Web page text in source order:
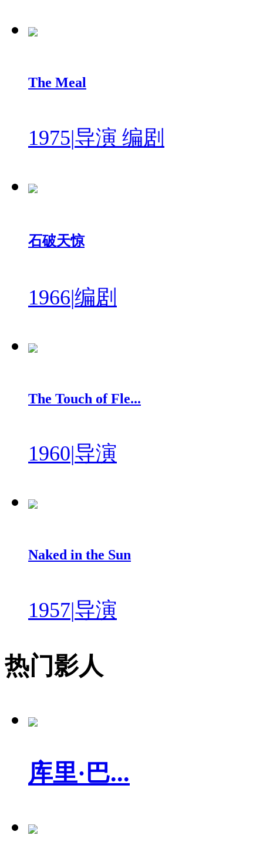
The Meal
1975|导演 编剧
石破天惊
1966|编剧
The Touch of Fle...
1960|导演
Naked in the Sun
1957|导演
热门影人
库里·巴...